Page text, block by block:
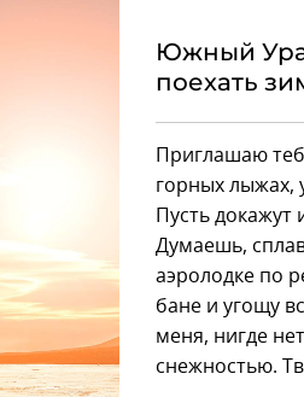
Южный
поехать
Приглашаю
горных лыжах,
Пусть
Думаешь,
аэролодке по
бане и угощу
меня, нигде
снежностью.